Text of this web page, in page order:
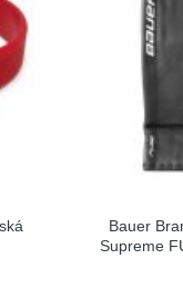
Bauer
Supreme